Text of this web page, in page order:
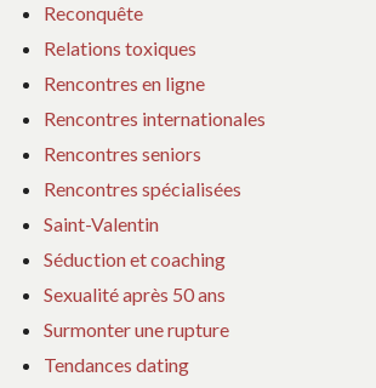
Reconquête
Relations toxiques
Rencontres en ligne
Rencontres internationales
Rencontres seniors
Rencontres spécialisées
Saint-Valentin
Séduction et coaching
Sexualité après 50 ans
Surmonter une rupture
Tendances dating